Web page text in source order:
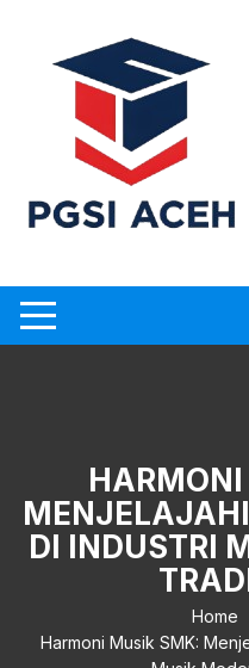
content
DI INDUSTRI
Home
Harmoni Musik SMK: